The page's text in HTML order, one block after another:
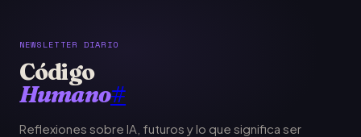
NEWSLETTER DIARIO
Código
Humano#
Reflexiones sobre IA, futuros y lo que significa ser